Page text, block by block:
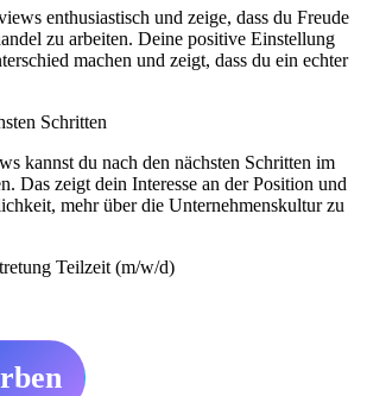
enthusiastisch und zeige, dass du Freude
zu arbeiten. Deine positive Einstellung
machen und zeigt, dass du ein echter
Schritten
kannst du nach den nächsten Schritten im
Das zeigt dein Interesse an der Position und
mehr über die Unternehmenskultur zu
Teilzeit (m/w/d)